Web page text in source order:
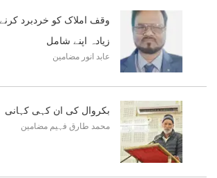
وقف املاک کو خردبرد
زیادہ اپنے شامل
عابد انور مضامین
بکروال کی ان کہی کہانی
محمد طارق فہیم مضامین